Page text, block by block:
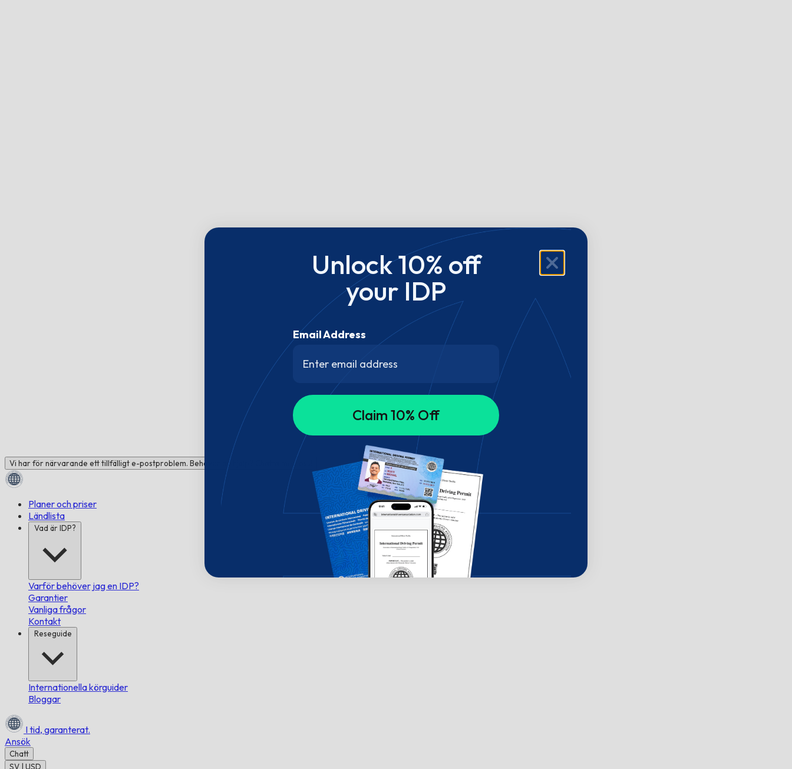
Vi har för närvarande ett tillfälligt e-postproblem. Behöver du hjälp? Chatta med oss!
Planer och priser
Ländlista
Vad är IDP?
Varför behöver jag en IDP?
Garantier
Vanliga frågor
Kontakt
Reseguide
Internationella körguider
Bloggar
I tid, garanterat.
Ansök
Chatt
SV | USD
Unlock 10% off
your IDP
Email Address
Claim 10% Off